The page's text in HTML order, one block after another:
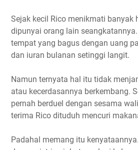
Sejak kecil Rico menikmati banyak
dipunyai orang lain
tempat yang bagus dengan uang
dan iuran bulanan setinggi langit.
Namun ternyata hal itu tidak
atau kecerdasannya berkembang.
pernah berduel dengan sesama
terima Rico dituduh mencuri
Padahal memang itu